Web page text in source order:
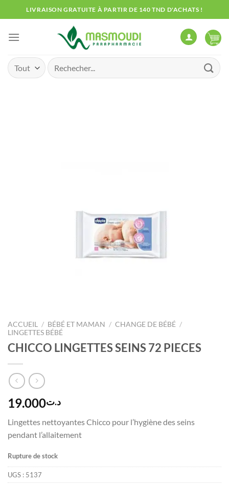
au
contenu
LIVRAISON GRATUITE À PARTIR DE 140 TND D'ACHATS !
Recherche
pour :
ACCUEIL / BÉBÉ ET MAMAN / CHANGE DE BÉBÉ /
LINGETTES BÉBÉ
CHICCO LINGETTES SEINS 72 PIECES
د.ت19.000
Lingettes nettoyantes Chicco pour l’hygiène des seins
pendant l’allaitement
Rupture de stock
UGS : 5137